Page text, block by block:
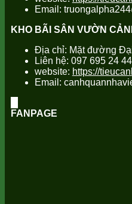
Email:
KHO BÃI SÂN VƯỜN
Địa chỉ: Mặt đường
Liên hệ: 097 695 24 44
website: https://
Email:
FANPAGE